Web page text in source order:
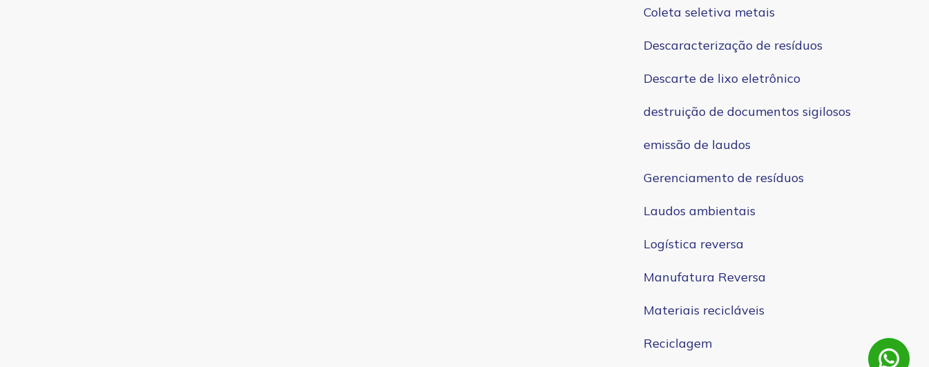
Coleta seletiva metais
Descaracterização de resíduos
Descarte de lixo eletrônico
destruição de documentos sigilosos
emissão de laudos
Gerenciamento de resíduos
Laudos ambientais
Logística reversa
Manufatura Reversa
Materiais recicláveis
Reciclagem